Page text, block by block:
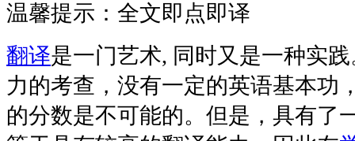
温馨提示：全文即点即译
翻译是一门艺术, 同时又是一种实
力的考查，没有一定的英语基本功
的分数是不可能的。但是，具有了